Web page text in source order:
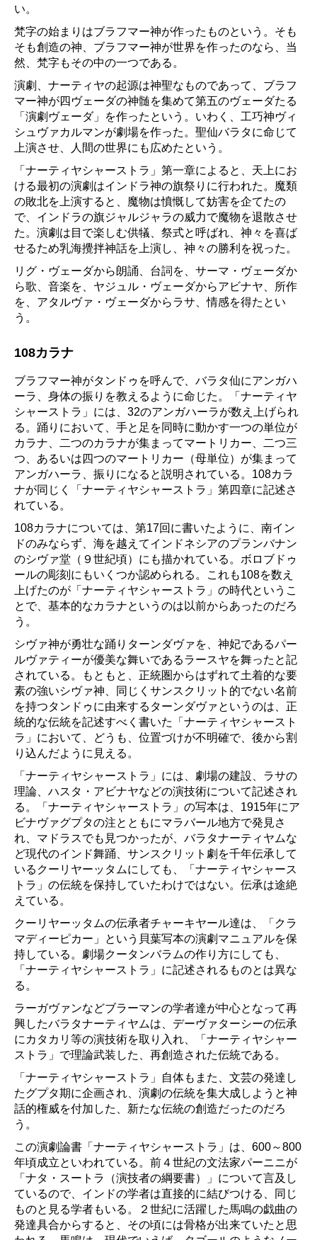
い。
梵字の始まりはブラフマー神が作ったものという。そも
そも創造の神、ブラフマー神が世界を作ったのなら、当
然、梵字もその中の一つである。
演劇、ナーティヤの起源は神聖なものであって、ブラフ
マー神が四ヴェーダの神髄を集めて第五のヴェーダたる
「演劇ヴェーダ」を作ったという。いわく、工巧神ヴィ
シュヴァカルマンが劇場を作った。聖仙バラタに命じて
上演させ、人間の世界にも広めたという。
「ナーティヤシャーストラ」第一章によると、天上にお
ける最初の演劇はインドラ神の旗祭りに行われた。魔類
の敗北を上演すると、魔物は憤慨して妨害を企てたの
で、インドラの旗ジャルジャラの威力で魔物を退散させ
た。演劇は目で楽しむ供犠、祭式と呼ばれ、神々を喜ば
せるため乳海攪拌神話を上演し、神々の勝利を祝った。
リグ・ヴェーダから朗誦、台詞を、サーマ・ヴェーダか
ら歌、音楽を、ヤジュル・ヴェーダからアビナヤ、所作
を、アタルヴァ・ヴェーダからラサ、情感を得たとい
う。
108カラナ
ブラフマー神がタンドゥを呼んで、バラタ仙にアンガハ
ーラ、身体の振りを教えるように命じた。「ナーティヤ
シャーストラ」には、32のアンガハーラが数え上げられ
る。踊りにおいて、手と足を同時に動かす一つの単位が
カラナ、二つのカラナが集まってマートリカー、二つ三
つ、あるいは四つのマートリカー（母単位）が集まって
アンガハーラ、振りになると説明されている。108カラ
ナが同じく「ナーティヤシャーストラ」第四章に記述さ
れている。
108カラナについては、第17回に書いたように、南イン
ドのみならず、海を越えてインドネシアのプランバナン
のシヴァ堂（９世紀頃）にも描かれている。ボロブドゥ
ールの彫刻にもいくつか認められる。これも108を数え
上げたのが「ナーティヤシャーストラ」の時代というこ
とで、基本的なカラナというのは以前からあったのだろ
う。
シヴァ神が勇壮な踊りターンダヴァを、神妃であるパー
ルヴァティーが優美な舞いであるラースヤを舞ったと記
されている。もともと、正統圏からはずれて土着的な要
素の強いシヴァ神、同じくサンスクリット的でない名前
を持つタンドゥに由来するターンダヴァというのは、正
統的な伝統を記述すべく書いた「ナーティヤシャースト
ラ」において、どうも、位置づけが不明確で、後から割
り込んだように見える。
「ナーティヤシャーストラ」には、劇場の建設、ラサの
理論、ハスタ・アビナヤなどの演技術について記述され
る。「ナーティヤシャーストラ」の写本は、1915年にア
ビナヴァグプタの注とともにマラバール地方で発見さ
れ、マドラスでも見つかったが、バラタナーティヤムな
ど現代のインド舞踊、サンスクリット劇を千年伝承して
いるクーリヤーッタムにしても、「ナーティヤシャース
トラ」の伝統を保持していたわけではない。伝承は途絶
えている。
クーリヤーッタムの伝承者チャーキヤール達は、「クラ
マディーピカー」という貝葉写本の演劇マニュアルを保
持している。劇場クータンバラムの作り方にしても、
「ナーティヤシャーストラ」に記述されるものとは異な
る。
ラーガヴァンなどブラーマンの学者達が中心となって再
興したバラタナーティヤムは、デーヴァターシーの伝承
にカタカリ等の演技術を取り入れ、「ナーティヤシャー
ストラ」で理論武装した、再創造された伝統である。
「ナーティヤシャーストラ」自体もまた、文芸の発達し
たグプタ期に企画され、演劇の伝統を集大成しようと神
話的権威を付加した、新たな伝統の創造だったのだろ
う。
この演劇論書「ナーティヤシャーストラ」は、600～800
年頃成立といわれている。前４世紀の文法家パーニニが
「ナタ・スートラ（演技者の綱要書）」について言及し
ているので、インドの学者は直接的に結びつける、同じ
ものと見る学者もいる。２世紀に活躍した馬鳴の戯曲の
発達具合からすると、その頃には骨格が出来ていたと思